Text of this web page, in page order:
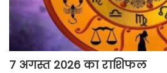
7 अगस्त 2026 का राशिफल